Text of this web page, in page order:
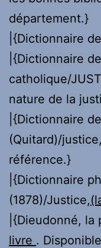
département.}
|{Dictionnaire
|{Dictionnaire
catholique/
nature de la
|{Dictionnaire
(Quitard)/justice,
référence.}
|{Dictionnaire
(1878)/Justice,
|{Dieudonné, la
livre .